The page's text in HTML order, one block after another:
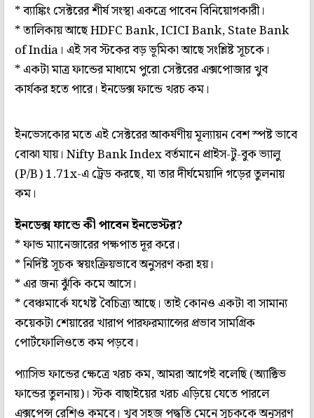
* ব্যাঙ্কিং সেক্টরের শীর্ষ সংস্থা একত্রে পাবেন বিনিয়োগকারী।
* তালিকায় আছে HDFC Bank, ICICI Bank, State Bank
of India। এই সব স্টকের বড় ভূমিকা আছে সংশ্লিষ্ট সূচকে।
* একটা মাত্র ফান্ডের মাধ্যমে পুরো সেক্টরের এক্সপোজার খুব
কার্যকর হতে পারে। ইনডেক্স ফান্ডে খরচ কম।
ইনভেসকোর মতে এই সেক্টরের আকর্ষণীয় মূল্যায়ন বেশ স্পষ্ট ভাবে
বোঝা যায়। Nifty Bank Index বর্তমানে প্রাইস-টু-বুক ভ্যালু
(P/B) 1.71x-এ ট্রেড করছে, যা তার দীর্ঘমেয়াদি গড়ের তুলনায়
কম।
ইনডেক্স ফান্ডে কী পাবেন ইনভেস্টর?
* ফান্ড ম্যানেজারের পক্ষপাত দূর করে।
* নির্দিষ্ট সূচক স্বয়ংক্রিয়ভাবে অনুসরণ করা হয়।
* এর জন্য ঝুঁকি কমে আসে।
* বেঞ্চমার্কে যথেষ্ট বৈচিত্র্য আছে। তাই কোনও একটা বা সামান্য
কয়েকটা শেয়ারের খারাপ পারফরম্যান্সের প্রভাব সামগ্রিক
পোর্টফোলিওতে কম পড়বে।
প্যাসিভ ফান্ডের ক্ষেত্রে খরচ কম, আমরা আগেই বলেছি (অ্যাক্টিভ
ফান্ডের তুলনায়)। স্টক বাছাইয়ের খরচ এড়িয়ে যেতে পারলে
এক্সপেন্স রেশিও কমবে। খুব সহজ পদ্ধতি মেনে সূচককে অনুসরণ